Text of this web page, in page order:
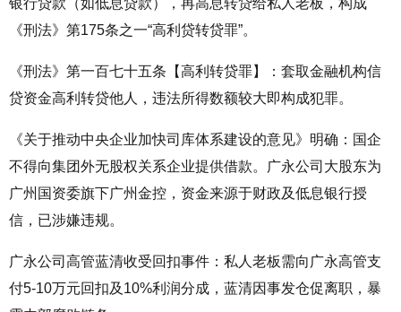
《刑法》第175条之一“高利贷转贷罪”。
《刑法》第一百七十五条【高利转贷罪】：套取金融机构信
贷资金高利转贷他人，违法所得数额较大即构成犯罪。
《关于推动中央企业加快司库体系建设的意见》明确：国企
不得向集团外无股权关系企业提供借款。广永公司大股东为
广州国资委旗下广州金控，资金来源于财政及低息银行授
信，已涉嫌违规。
广永公司高管蓝清收受回扣事件：私人老板需向广永高管支
付5-10万元回扣及 10%利润分成，蓝清因事发仓促离职，暴